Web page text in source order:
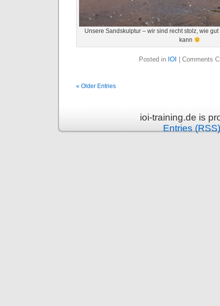
Unsere Sandskulptur – wir sind recht stolz, wie
kann
Posted in IOI Comments
« Older Entries
ioi-training.de is
Entries (RSS)